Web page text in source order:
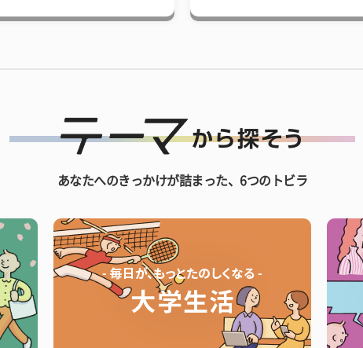
あなたへのきっかけが詰まった、6つのトビラ